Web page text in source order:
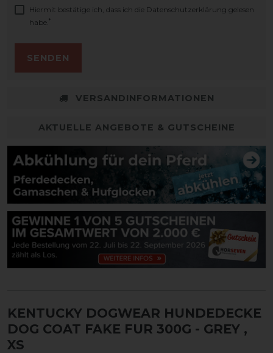
Hiermit bestätige ich, dass ich die Daten­schutz­erklärung gelesen
habe. *
SENDEN
VERSANDINFORMATIONEN
AKTUELLE ANGEBOTE & GUTSCHEINE
KENTUCKY DOGWEAR HUNDEDECKE
DOG COAT FAKE FUR 300G - GREY ,
XS